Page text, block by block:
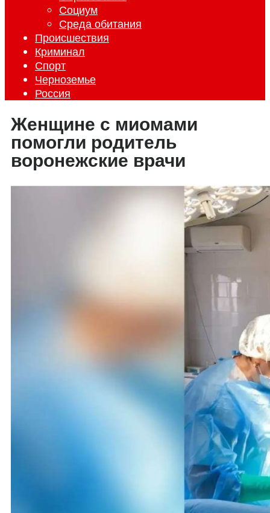
Социум
Среда обитания
Происшествия
Криминал
Спорт
Черноземье
Россия
Женщине с миомами
помогли родитель
воронежские врачи